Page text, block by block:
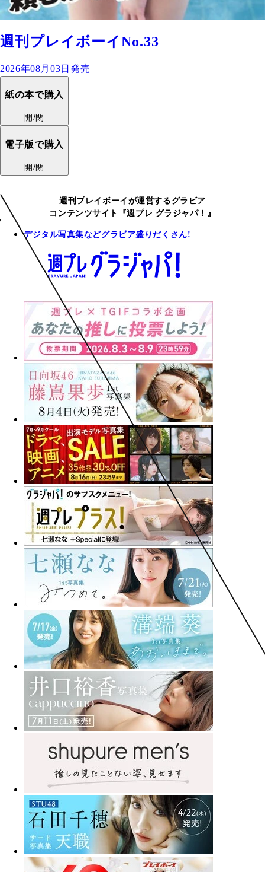
週刊プレイボーイNo.33
2026年08月03日発売
紙の本で購入
開/閉
電子版で購入
開/閉
週刊プレイボーイが運営するグラビア
コンテンツサイト『週プレ グラジャパ！』
デジタル写真集などグラビア盛りだくさん!